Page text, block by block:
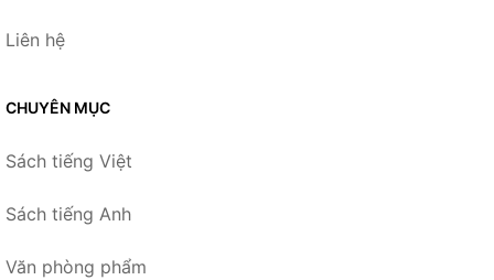
Liên hệ
CHUYÊN MỤC
Sách tiếng Việt
Sách tiếng Anh
Văn phòng phẩm